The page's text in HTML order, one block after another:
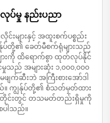
ပ်မှု နည်းပညာ
များနှင့် အထူးစက်ပစ္စည်း
န်ုပ်တို့၏ ခေတ်မီစက်ရုံများသည်
ျားကို ထိရောက်စွာ ထုတ်လုပ်နိုင်
ည် အများဆုံး ၁,၀၀၀,၀၀၀
က်ဆီးဘဲ အကြီးစားအော်ဒါ
ည်။ ကျွန်ုပ်တို့၏ စံသတ်မှတ်ထား
တိုင်းတွင် တသမတ်တည်းရှိမှုကို
ပါသည်။